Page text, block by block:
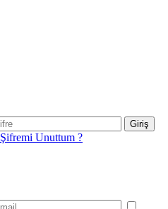
Giriş
Şifremi Unuttum ?